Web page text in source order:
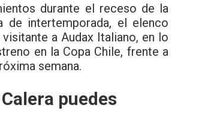
durante el receso de la
de intertemporada, el elenco
a Audax Italiano, en lo
en la Copa Chile, frente a
semana.
puedes